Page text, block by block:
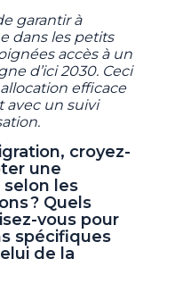
garantir à
dans les petits
accès à un
d’ici 2030. Ceci
efficace
avec un suivi
croyez-
une
les
? Quels
vous pour
spécifiques
de la